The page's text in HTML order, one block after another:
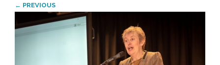
← PREVIOUS